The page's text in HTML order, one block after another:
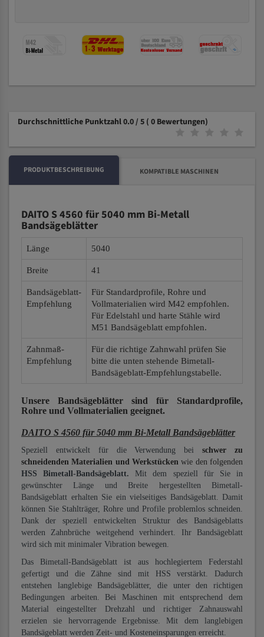
Durchschnittliche Punktzahl 0.0 / 5 ( 0 Bewertungen)
PRODUKTBESCHREIBUNG KOMPATIBLE MASCHINEN
DAITO S 4560 für 5040 mm Bi-Metall
Bandsägeblätter
Länge 5040
Breite 41
Bandsägeblatt-
Empfehlung
Für Standardprofile, Rohre und
Vollmaterialien wird M42 empfohlen.
Für Edelstahl und harte Stähle wird
M51 Bandsägeblatt empfohlen.
Zahnmaß-
Empfehlung
Für die richtige Zahnwahl prüfen Sie
bitte die unten stehende Bimetall-
Bandsägeblatt-Empfehlungstabelle.
Unsere Bandsägeblätter sind für Standardprofile,
Rohre und Vollmaterialien geeignet.
DAITO S 4560 für 5040 mm Bi-Metall Bandsägeblätter
Speziell entwickelt für die Verwendung beischwer zu
schneidenden Materialien und Werkstücken wie den folgenden
HSS Bimetall-Bandsägeblatt. Mit dem speziell für Sie in
gewünschter Länge und Breite hergestellten Bimetall-
Bandsägeblatt erhalten Sie ein vielseitiges Bandsägeblatt. Damit
können Sie Stahlträger, Rohre und Profile problemlos schneiden.
Dank der speziell entwickelten Struktur des Bandsägeblatts
werden Zahnbrüche weitgehend verhindert. Ihr Bandsägeblatt
wird sich mit minimaler Vibration bewegen.
Das Bimetall-Bandsägeblatt ist aus hochlegiertem Federstahl
gefertigt und die Zähne sind mit HSS verstärkt. Dadurch
entstehen langlebige Bandsägeblätter, die unter den richtigen
Bedingungen arbeiten. Bei Maschinen mit entsprechend dem
Material eingestellter Drehzahl und richtiger Zahnauswahl
erzielen sie hervorragende Ergebnisse. Mit dem langlebigen
Bandsägeblatt werden Zeit- und Kosteneinsparungen erreicht.